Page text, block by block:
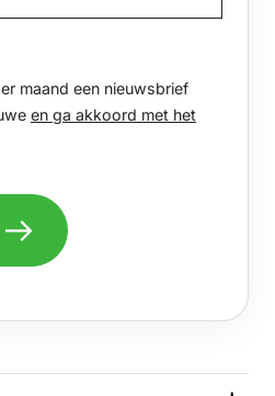
maand een nieuwsbrief
en ga akkoord met het